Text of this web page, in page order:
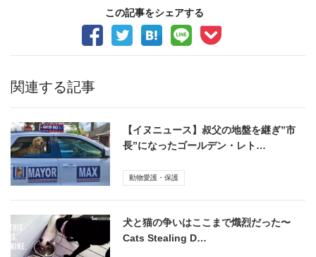
この記事をシェアする
関連する記事
【イヌニュース】叔父の地盤を継ぎ”市
長”になったゴールデン・レト…
動物愛護・保護
犬と猫の争いはここまで熾烈だった〜
Cats Stealing D…